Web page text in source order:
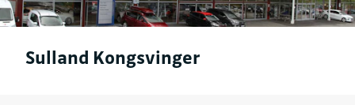
Sulland Kongsvinger